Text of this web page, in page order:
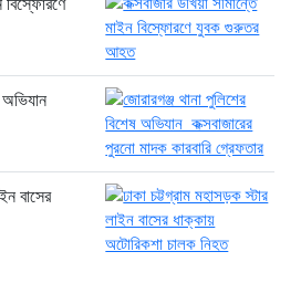
“ইলিয়াস আলীকে অপহরণ-হত্যা মামলা:
সাইফুর রহমান গ্রেপ্তার হচ্ছেন”
খাগড়াছড়ি রামগড় পুলিশের অভিযানে: ১৫
পিস ইয়াবাসহ যুবক গ্রেপ্তার
বিস্ফোরণে
অভিযান
বাসের